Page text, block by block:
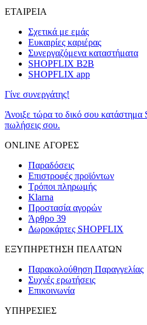
ΕΤΑΙΡΕΙΑ
Σχετικά με εμάς
Ευκαιρίες καριέρας
Συνεργαζόμενα καταστήματα
SHOPFLIX B2B
SHOPFLIX app
Γίνε συνεργάτης!
Άνοιξε τώρα το δικό σου κατάστημα
πωλήσεις σου.
ONLINE ΑΓΟΡΕΣ
Παραδόσεις
Επιστροφές προϊόντων
Τρόποι πληρωμής
Klarna
Προστασία αγορών
Άρθρο 39
Δωροκάρτες SHOPFLIX
ΕΞΥΠΗΡΕΤΗΣΗ ΠΕΛΑΤΩΝ
Παρακολούθηση Παραγγελίας
Συχνές ερωτήσεις
Επικοινωνία
ΥΠΗΡΕΣΙΕΣ